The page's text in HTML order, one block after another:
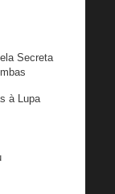
Secreta
à Lupa